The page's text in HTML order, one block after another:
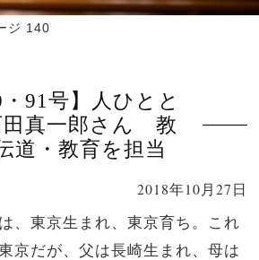
ジ 140
・91号】人ひとと
真一郎さん 教
道・教育を担当
2018年10月27日
、東京生まれ、東京育ち。これ
京だが、父は長崎生まれ、母は